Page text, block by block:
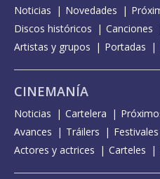
Noticias Novedades
Discos históricos
Canciones
Artistas y grupos
Portadas
CINEMANÍA
Noticias Cartelera
Avances
Tráilers
Actores y actrices
Carteles